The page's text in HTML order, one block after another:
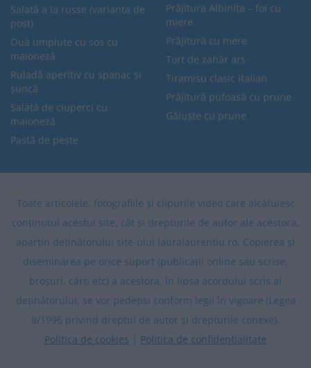
Salată a la russe (varianta de
post)
Ouă umplute cu sos cu
maioneză
Ruladă aperitiv cu spanac și
șuncă
Salată de ciuperci cu
maioneză
Pastă de pește
Prăjitura Albinița – foi cu
miere
Prăjitură cu mere
Tort de zahăr ars
Tiramisu clasic italian
Prăjitură pufoasă cu prune
Găluște cu prune
Toate articolele, fotografiile și clipurile video care alcătuiesc
conținutul acestui site, cât și drepturile de autor ale acestora,
aparțin deținătorului site-ului lauralaurentiu.ro. Copierea și
diseminarea pe orice suport (publicații online sau scrise,
broșuri, cărți etc) a acestora, în lipsa acordului scris al
deținătorului, se vor pedepsi conform legii în vigoare (Legea
8/1996 privind dreptul de autor și drepturile conexe).
Politica de cookies | Politica de confidentialitate